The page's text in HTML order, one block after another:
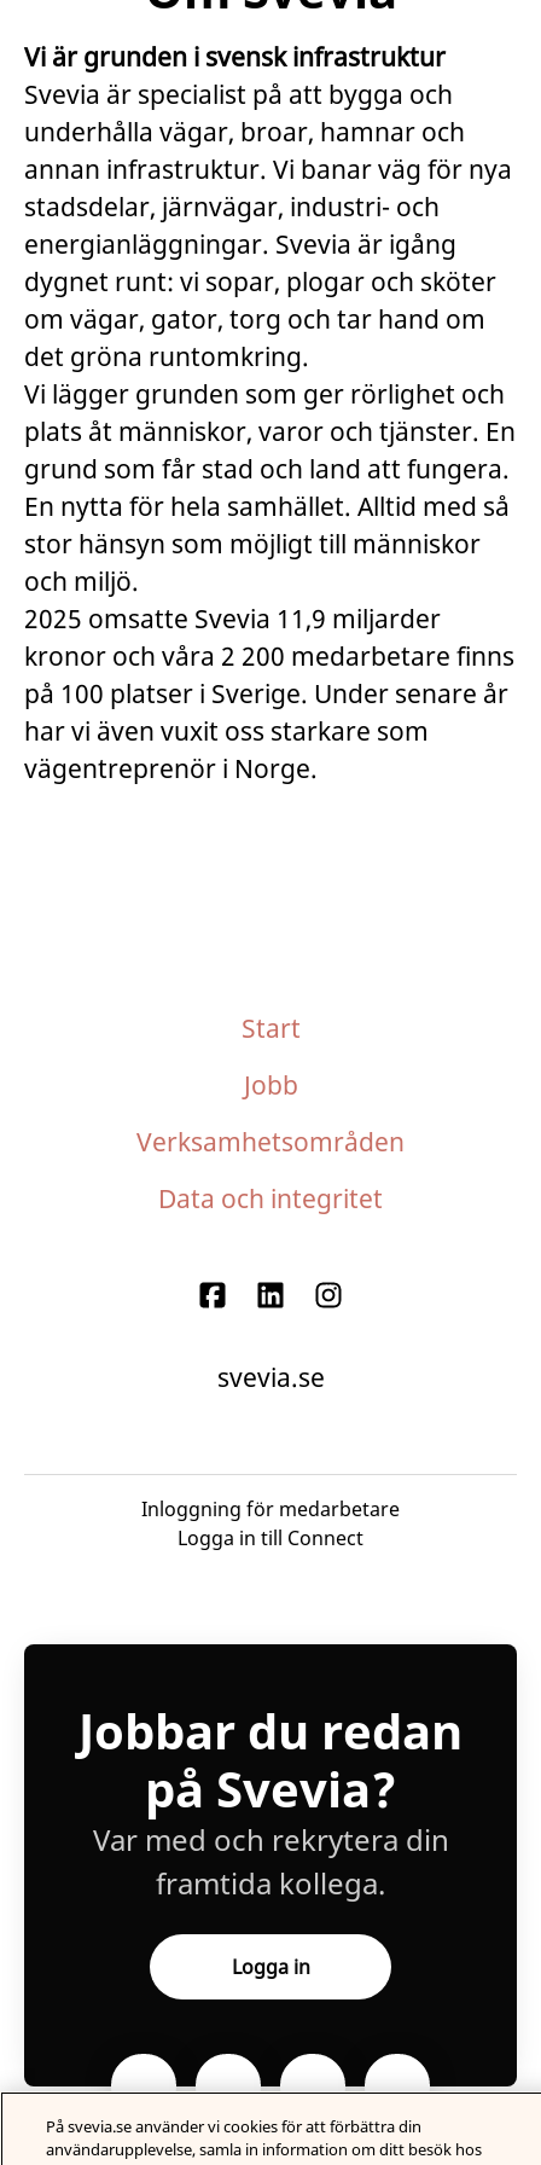
Vi är grunden i svensk infrastruktur
Svevia är specialist på att bygga och
underhålla vägar, broar, hamnar och
annan infrastruktur. Vi banar väg för nya
stadsdelar, järnvägar, industri- och
energianläggningar. Svevia är igång
dygnet runt: vi sopar, plogar och sköter
om vägar, gator, torg och tar hand om
det gröna runtomkring.
Vi lägger grunden som ger rörlighet och
plats åt människor, varor och tjänster. En
grund som får stad och land att fungera.
En nytta för hela samhället. Alltid med så
stor hänsyn som möjligt till människor
och miljö.
2025 omsatte Svevia 11,9 miljarder
kronor och våra 2 200 medarbetare finns
på 100 platser i Sverige. Under senare år
har vi även vuxit oss starkare som
vägentreprenör i Norge.
Start
Jobb
Verksamhetsområden
Data och integritet
svevia.se
Inloggning för medarbetare
Logga in till Connect
Jobbar du redan
på Svevia?
Var med och rekrytera din
framtida kollega.
Logga in
På svevia.se använder vi cookies för att förbättra din
användarupplevelse, samla in information om ditt besök hos